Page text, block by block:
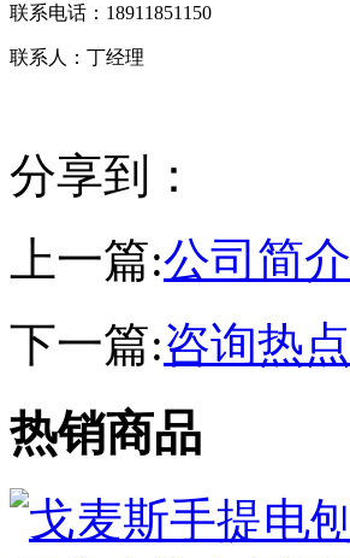
联系电话：18911851150
联系人：丁经理
分享到：
上一篇:公司简介
下一篇:咨询热点
热销商品